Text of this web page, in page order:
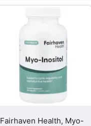
Fairhaven Health, Myo-